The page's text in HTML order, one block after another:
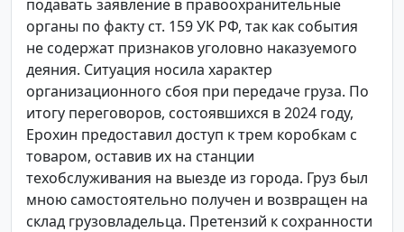
подавать заявление в правоохранительные
органы по факту ст. 159 УК РФ, так как события
не содержат признаков уголовно наказуемого
деяния. Ситуация носила характер
организационного сбоя при передаче груза. По
итогу переговоров, состоявшихся в 2024 году,
Ерохин предоставил доступ к трем коробкам с
товаром, оставив их на станции
техобслуживания на выезде из города. Груз был
мною самостоятельно получен и возвращен на
склад грузовладельца. Претензий к сохранности